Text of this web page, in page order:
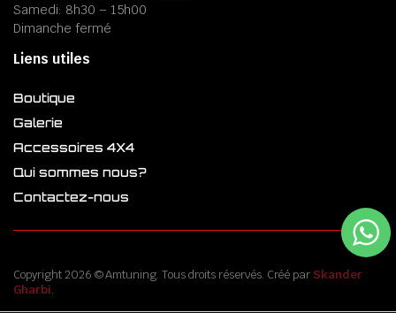
Samedi: 8h30 – 15h00
Dimanche fermé
Liens utiles
Boutique
Galerie
Accessoires 4X4
Qui sommes nous?
Contactez-nous
Copyright 2026 © Amtuning. Tous droits réservés. Créé par Skander
Gharbi.